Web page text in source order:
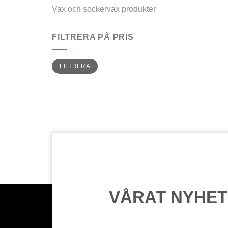
Vax och sockervax produkter
FILTRERA PÅ PRIS
Min
pris
Max
prisFILTRERA
VÅRAT